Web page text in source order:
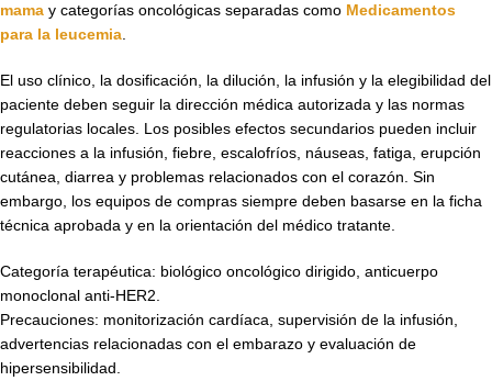
mama y categorías oncológicas separadas como Medicamentos
para la leucemia
El uso clínico, la dosificación, la dilución, la infusión y la elegibilidad del
paciente deben seguir la dirección médica autorizada y las normas
regulatorias locales. Los posibles efectos secundarios pueden incluir
reacciones a la infusión, fiebre, escalofríos, náuseas, fatiga, erupción
cutánea, diarrea y problemas relacionados con el corazón. Sin
embargo, los equipos de compras siempre deben basarse en la ficha
técnica aprobada y en la orientación del médico tratante.
Categoría terapéutica: biológico oncológico dirigido, anticuerpo
monoclonal anti-HER2.
Precauciones: monitorización cardíaca, supervisión de la infusión,
advertencias relacionadas con el embarazo y evaluación de
hipersensibilidad.